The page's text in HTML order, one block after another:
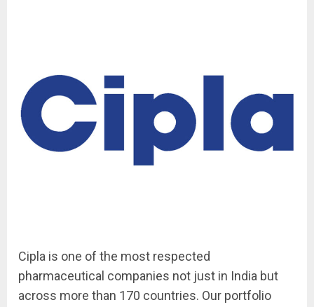
Cipla is one of the most respected
pharmaceutical companies not just in India but
across more than 170 countries. Our portfolio